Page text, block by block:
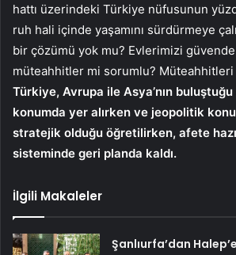
hattı üzerindeki Türkiye nüfusunun
ruh hali içinde yaşamını sürdürmeye
bir çözümü yok mu? Evlerimizi
müteahhitler mi sorumlu?
Türkiye, Avrupa ile Asya’nın
konumda yer alırken ve jeopolitik
stratejik olduğu öğretilirken, afete
sisteminde geri planda kaldı.
İlgili Makaleler
Şanlıurfa’dan